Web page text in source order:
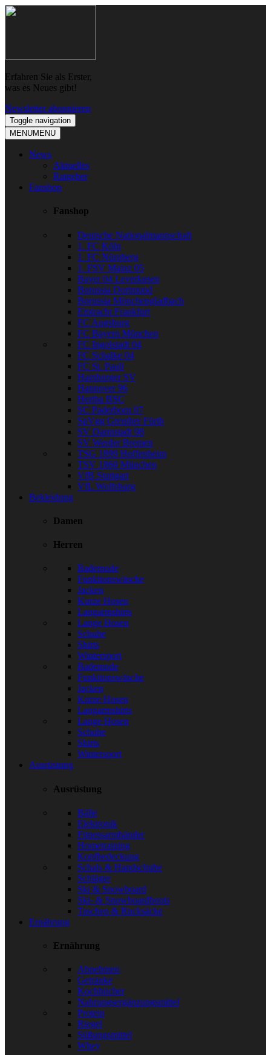
Skip
Skip
Erfahren Sie als Erster,
was es Neues gibt!
Newsletter abonnieren
Toggle navigation
MENUMENU
News
Aktuelles
Ratgeber
Fanshop
Fanshop
Deutsche Nationalmannschaft
1. FC Köln
1. FC Nürnberg
1. FSV Mainz 05
Bayer 04 Leverkusen
Borussia Dortmund
Borussia Mönchengladbach
Eintracht Frankfurt
FC Augsburg
FC Bayern München
FC Ingolstadt 04
FC Schalke 04
FC St. Pauli
Hamburger SV
Hannover 96
Hertha BSC
SC Paderborn 07
SpVgg Greuther Fürth
SV Darmstadt 98
SV Werder Bremen
TSG 1899 Hoffenheim
TSV 1860 München
VfB Stuttgart
VfL Wolfsburg
Bekleidung
Damen
Herren
Bademode
Funktionswäsche
Jacken
Kurze Hosen
Langarmshirts
Lange Hosen
Schuhe
Shirts
Wintersport
Bademode
Funktionswäsche
Jacken
Kurze Hosen
Langarmshirts
Lange Hosen
Schuhe
Shirts
Wintersport
Ausrüstung
Ausrüstung
Bälle
Elektronik
Fitnessarmbänder
Hometraining
Kopfbedeckung
Schals & Handschuhe
Schläger
Ski & Snowboard
Ski- & Snowboardboots
Taschen & Rucksäcke
Ernährung
Ernährung
Abnehmen
Getränke
Kochbücher
Nahrungsergänzungsmittel
Protein
Riegel
Süßungsmittel
Whey